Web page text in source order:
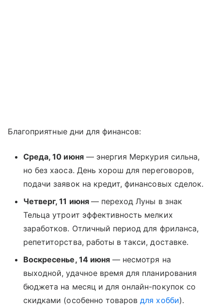
Благоприятные дни для финансов:
Среда, 10 июня— энергия Меркурия сильна,
но без хаоса. День хорош для переговоров,
подачи заявок на кредит, финансовых сделок.
Четверг, 11 июня — переход Луны в знак
Тельца утроит эффективность мелких
заработков. Отличный период для фриланса,
репетиторства, работы в такси, доставке.
Воскресенье, 14 июня— несмотря на
выходной, удачное время для планирования
бюджета на месяц и для онлайн-покупок со
скидками (особенно товаровдля хобби).